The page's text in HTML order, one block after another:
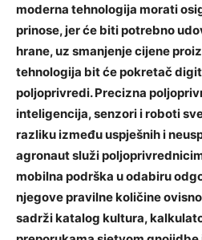
moderna tehnologija morati
prinose, jer će biti potrebno
hrane, uz smanjenje cijene
tehnologija bit će pokretač
poljoprivredi. Precizna
inteligencija, senzori i roboti
razliku između uspješnih i
agronaut služi
mobilna podrška u odabiru
njegove pravilne količine
sadrži katalog kultura,